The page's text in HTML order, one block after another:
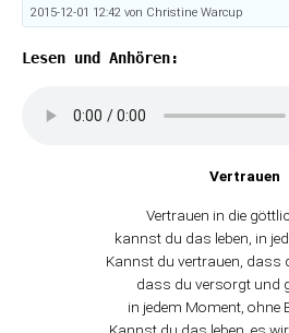
2015-12-01 12:42 von Christine Warcup
Lesen und Anhören:
Vertrauen
Vertrauen in die
kannst du das leben, in
Kannst du vertrauen, dass
dass du versorgt und
in jedem Moment, ohne